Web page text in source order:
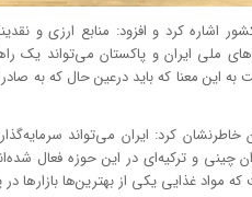
اشاره کرد و افزود: منابع ارزی و
ملی ایران و پاکستان می‌تواند یک
این معنا که باید درعین حال که به
کرد: ایران می‌تواند
چینی و ترکیه‌ای در این حوزه فعال
غذایی یکی از بهترین‌ها بازارها در